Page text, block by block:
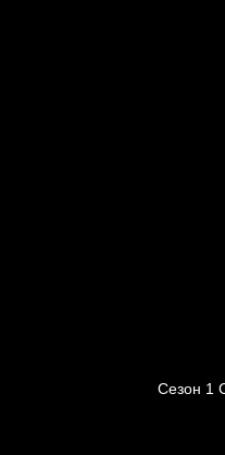
Сезон 1